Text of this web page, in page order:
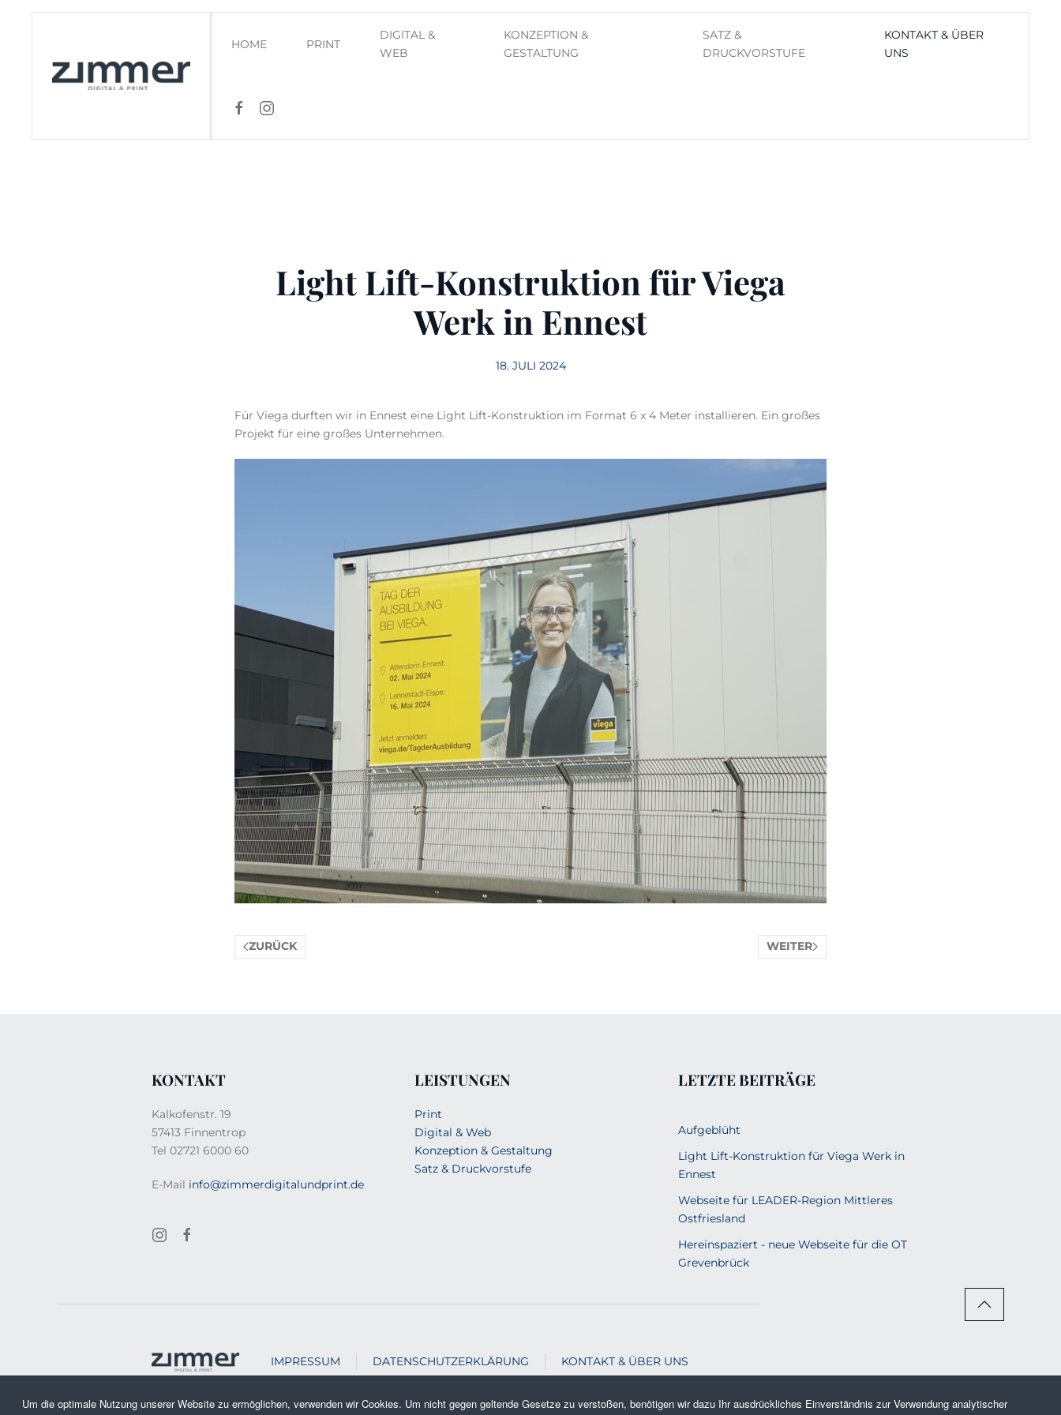
Um die optimale Nutzung unserer Website zu ermöglichen, verwenden wir Cookies. Um nicht gegen geltende Gesetze zu verstoßen, benötigen wir dazu Ihr ausdrückliches Einverständnis zur Verwendung analytischer
HOME PRINT
DIGITAL &
WEB
KONZEPTION &
GESTALTUNG
SATZ &
DRUCKVORSTUFE
KONTAKT & ÜBER
UNS
Light Lift-Konstruktion für Viega
Werk in Ennest
18. JULI 2024
Für Viega durften wir in Ennest eine Light Lift-Konstruktion im Format 6 x 4 Meter installieren. Ein großes
Projekt für eine großes Unternehmen.
ZURÜCK WEITER
KONTAKT
Kalkofenstr. 19
57413 Finnentrop
Tel 02721 6000 60
E-Mail info@zimmerdigitalundprint.de
LEISTUNGEN
Print
Digital & Web
Konzeption & Gestaltung
Satz & Druckvorstufe
LETZTE BEITRÄGE
Aufgeblüht
Light Lift-Konstruktion für Viega Werk in
Ennest
Webseite für LEADER-Region Mittleres
Ostfriesland
Hereinspaziert - neue Webseite für die OT
Grevenbrück
IMPRESSUM DATENSCHUTZERKLÄRUNG KONTAKT & ÜBER UNS
Copyright © 2026 Druckerei Webdesign Gestaltung | Zimmer Digital & Print . Alle Rechte vorbehalten.